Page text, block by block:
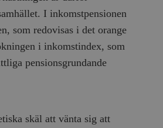
I inkomstpensionen
som redovisas i det orange
i inkomstindex, som
pensionsgrundande
skäl att vänta sig att